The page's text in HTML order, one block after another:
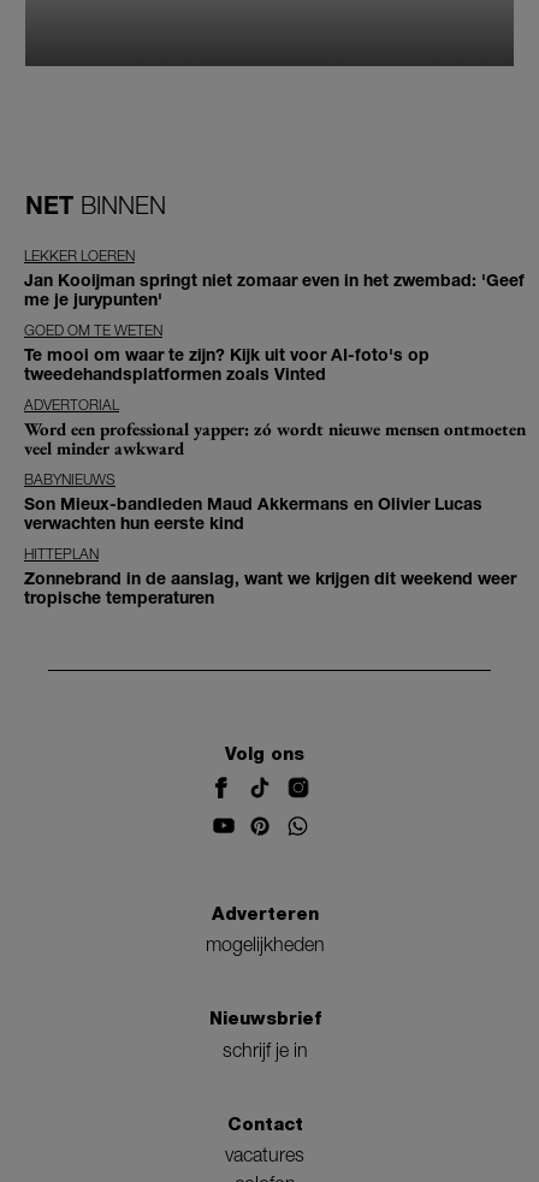
NET BINNEN
LEKKER LOEREN
Jan Kooijman springt niet zomaar even in het zwembad: 'Geef
me je jurypunten'
GOED OM TE WETEN
Te mooi om waar te zijn? Kijk uit voor AI-foto's op
tweedehandsplatformen zoals Vinted
ADVERTORIAL
Word een professional yapper: zó wordt nieuwe mensen ontmoeten
veel minder awkward
BABYNIEUWS
Son Mieux-bandleden Maud Akkermans en Olivier Lucas
verwachten hun eerste kind
HITTEPLAN
Zonnebrand in de aanslag, want we krijgen dit weekend weer
tropische temperaturen
Volg ons
Adverteren
mogelijkheden
Nieuwsbrief
schrijf je in
Contact
vacatures